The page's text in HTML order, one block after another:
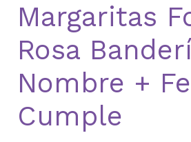
Margaritas
Rosa
Nombre +
Cumple